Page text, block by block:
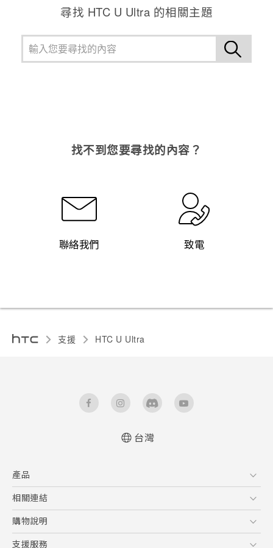
尋找 HTC U Ultra 的相關主題
找不到您要尋找的內容？
聯絡我們 致電
支援 HTC U Ultra‎
台灣
產品
5G
智慧型手機
配件
相關連結
HTC Research
購物說明
購物須知
支援服務